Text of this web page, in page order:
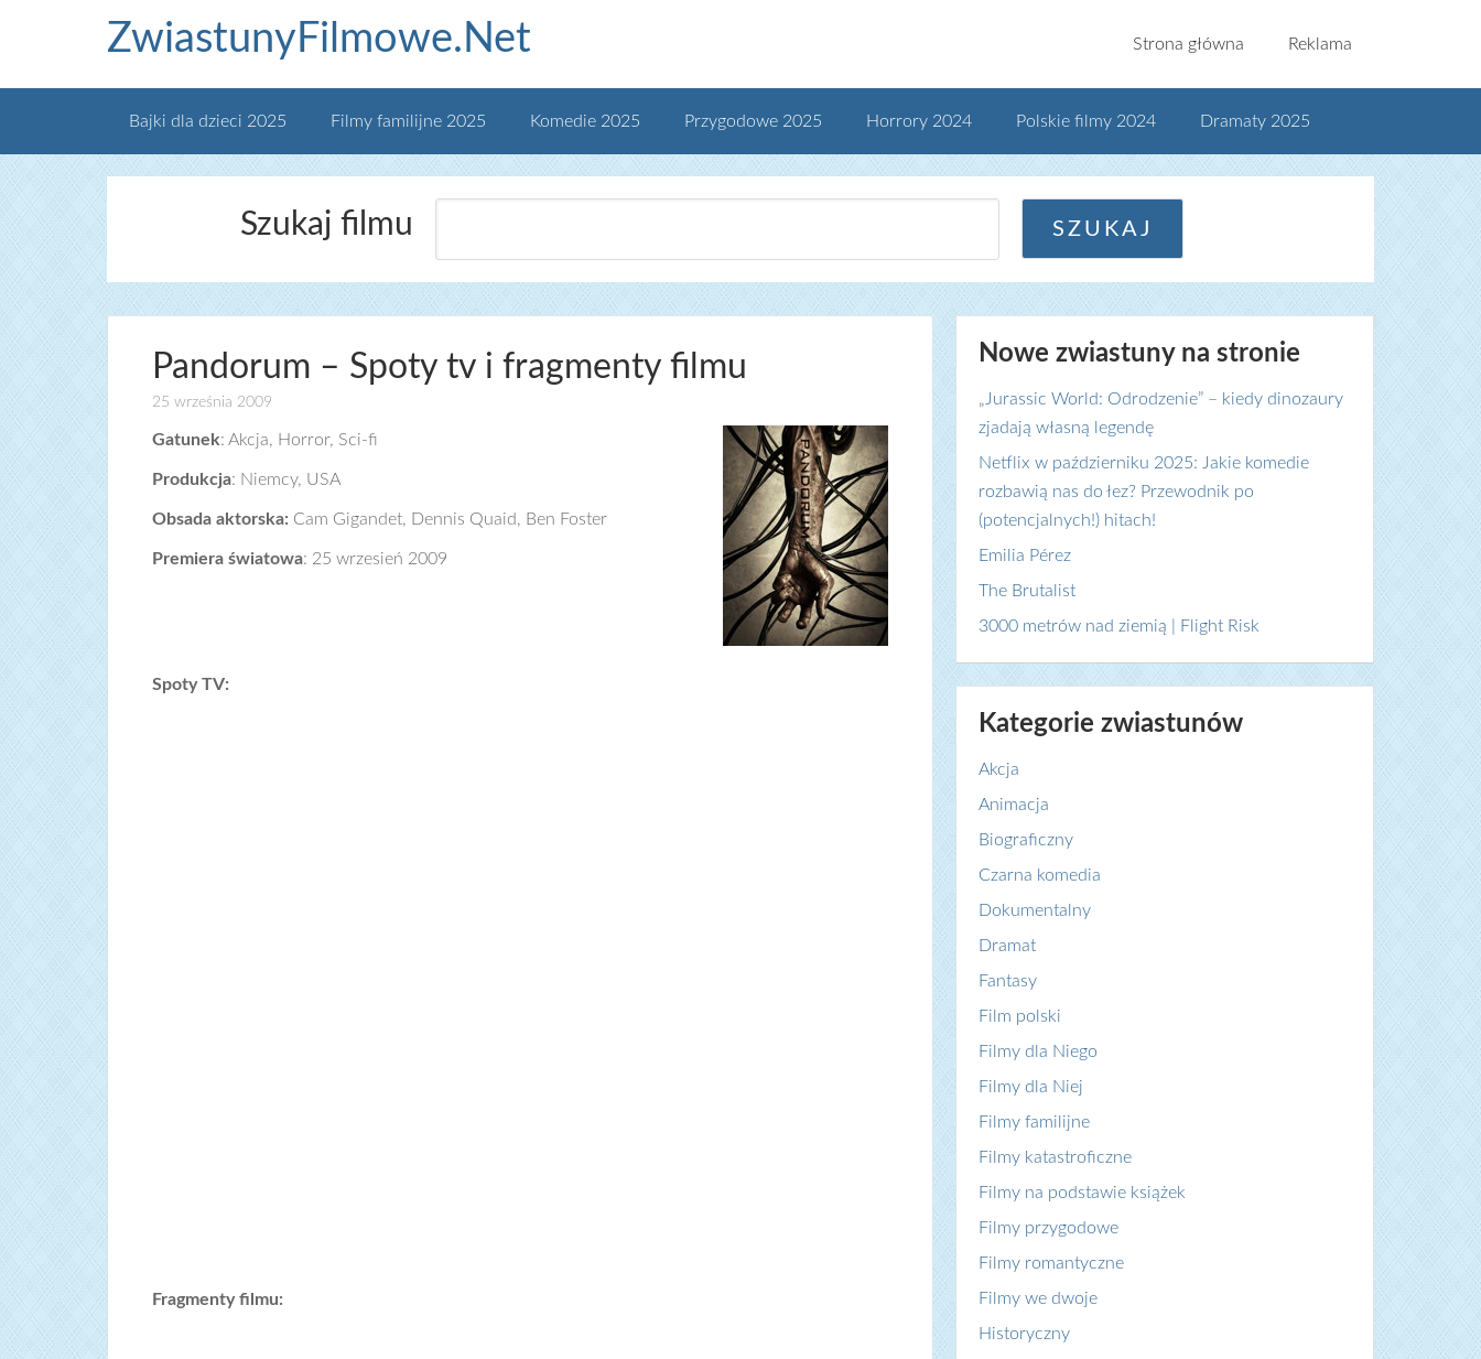
ZwiastunyFilmowe.Net Strona główna Reklama
Bajki dla dzieci 2025 Filmy familijne 2025 Komedie 2025 Przygodowe 2025 Horrory 2024 Polskie filmy 2024 Dramaty 2025
Szukaj filmu
Pandorum – Spoty tv i fragmenty filmu
25 września 2009
Gatunek: Akcja, Horror, Sci-fi
Produkcja: Niemcy, USA
Obsada aktorska: Cam Gigandet, Dennis Quaid, Ben Foster
Premiera światowa: 25 wrzesień 2009
Spoty TV:
Fragmenty filmu:
Nowe zwiastuny na stronie
„Jurassic World: Odrodzenie” – kiedy dinozaury
zjadają własną legendę
Netflix w październiku 2025: Jakie komedie
rozbawią nas do łez? Przewodnik po
(potencjalnych!) hitach!
Emilia Pérez
The Brutalist
3000 metrów nad ziemią | Flight Risk
Kategorie zwiastunów
Akcja
Animacja
Biograficzny
Czarna komedia
Dokumentalny
Dramat
Fantasy
Film polski
Filmy dla Niego
Filmy dla Niej
Filmy familijne
Filmy katastroficzne
Filmy na podstawie książek
Filmy przygodowe
Filmy romantyczne
Filmy we dwoje
Historyczny